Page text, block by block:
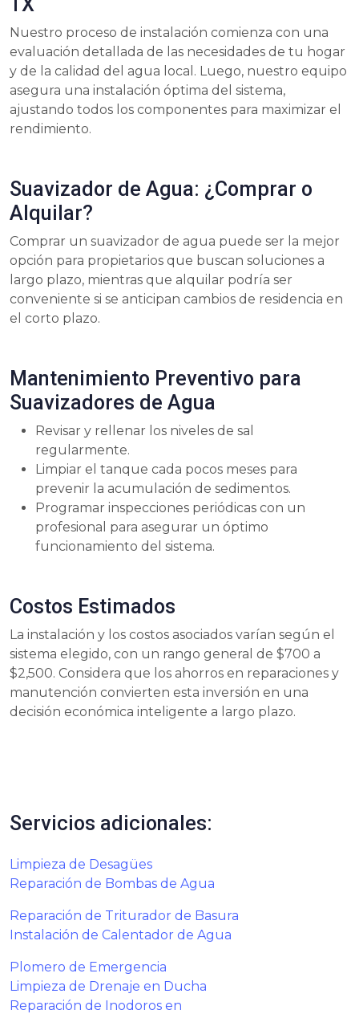
Nuestro proceso de instalación comienza con una
evaluación detallada de las necesidades de tu hogar
y de la calidad del agua local. Luego, nuestro equipo
asegura una instalación óptima del sistema,
ajustando todos los componentes para maximizar el
rendimiento.
Suavizador de Agua: ¿Comprar o
Alquilar?
Comprar un suavizador de agua puede ser la mejor
opción para propietarios que buscan soluciones a
largo plazo, mientras que alquilar podría ser
conveniente si se anticipan cambios de residencia en
el corto plazo.
Mantenimiento Preventivo para
Suavizadores de Agua
Revisar y rellenar los niveles de sal
regularmente.
Limpiar el tanque cada pocos meses para
prevenir la acumulación de sedimentos.
Programar inspecciones periódicas con un
profesional para asegurar un óptimo
funcionamiento del sistema.
Costos Estimados
La instalación y los costos asociados varían según el
sistema elegido, con un rango general de $700 a
$2,500. Considera que los ahorros en reparaciones y
manutención convierten esta inversión en una
decisión económica inteligente a largo plazo.
Servicios adicionales:
Limpieza de Desagües
Reparación de Bombas de Agua
Reparación de Triturador de Basura
Instalación de Calentador de Agua
Plomero de Emergencia
Limpieza de Drenaje en Ducha
Reparación de Inodoros en